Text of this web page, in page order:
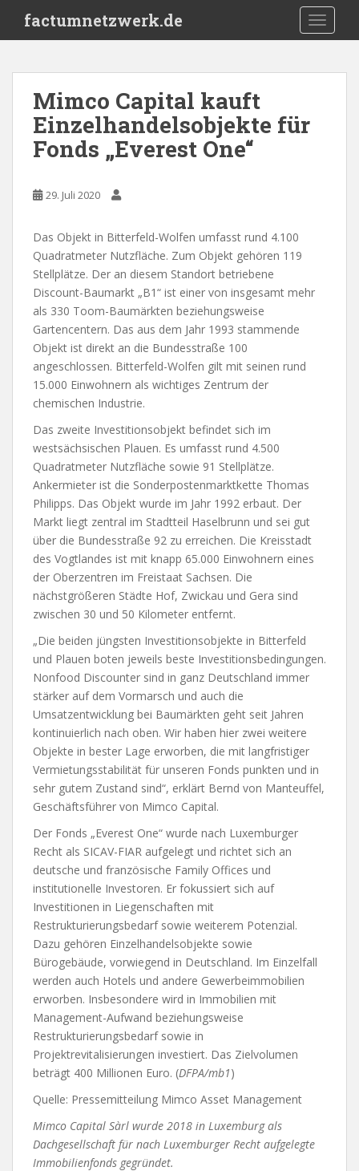
i
factumnetzwerk.de
Mimco Capital kauft
Einzelhandelsobjekte für
Fonds „Everest One“
29. Juli 2020
Das Objekt in Bitterfeld-Wolfen umfasst rund 4.100
Quadratmeter Nutzfläche. Zum Objekt gehören 119
Stellplätze. Der an diesem Standort betriebene
Discount-Baumarkt „B1“ ist einer von insgesamt mehr
als 330 Toom-Baumärkten beziehungsweise
Gartencentern. Das aus dem Jahr 1993 stammende
Objekt ist direkt an die Bundesstraße 100
angeschlossen. Bitterfeld-Wolfen gilt mit seinen rund
15.000 Einwohnern als wichtiges Zentrum der
chemischen Industrie.
Das zweite Investitionsobjekt befindet sich im
westsächsischen Plauen. Es umfasst rund 4.500
Quadratmeter Nutzfläche sowie 91 Stellplätze.
Ankermieter ist die Sonderpostenmarktkette Thomas
Philipps. Das Objekt wurde im Jahr 1992 erbaut. Der
Markt liegt zentral im Stadtteil Haselbrunn und sei gut
über die Bundesstraße 92 zu erreichen. Die Kreisstadt
des Vogtlandes ist mit knapp 65.000 Einwohnern eines
der Oberzentren im Freistaat Sachsen. Die
nächstgrößeren Städte Hof, Zwickau und Gera sind
zwischen 30 und 50 Kilometer entfernt.
„Die beiden jüngsten Investitionsobjekte in Bitterfeld
und Plauen boten jeweils beste Investitionsbedingungen.
Nonfood Discounter sind in ganz Deutschland immer
stärker auf dem Vormarsch und auch die
Umsatzentwicklung bei Baumärkten geht seit Jahren
kontinuierlich nach oben. Wir haben hier zwei weitere
Objekte in bester Lage erworben, die mit langfristiger
Vermietungsstabilität für unseren Fonds punkten und in
sehr gutem Zustand sind“, erklärt Bernd von Manteuffel,
Geschäftsführer von Mimco Capital.
Der Fonds „Everest One“ wurde nach Luxemburger
Recht als SICAV-FIAR aufgelegt und richtet sich an
deutsche und französische Family Offices und
institutionelle Investoren. Er fokussiert sich auf
Investitionen in Liegenschaften mit
Restrukturierungsbedarf sowie weiterem Potenzial.
Dazu gehören Einzelhandelsobjekte sowie
Bürogebäude, vorwiegend in Deutschland. Im Einzelfall
werden auch Hotels und andere Gewerbeimmobilien
erworben. Insbesondere wird in Immobilien mit
Management-Aufwand beziehungsweise
Restrukturierungsbedarf sowie in
Projektrevitalisierungen investiert. Das Zielvolumen
beträgt 400 Millionen Euro. (DFPA/mb1)
Quelle: Pressemitteilung Mimco Asset Management
Mimco Capital Sàrl wurde 2018 in Luxemburg als
Dachgesellschaft für nach Luxemburger Recht aufgelegte
Immobilienfonds gegründet.